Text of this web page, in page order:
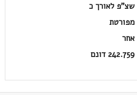
שצ"פ לאורך כ
מפורטת
אחר
242.759 דונם